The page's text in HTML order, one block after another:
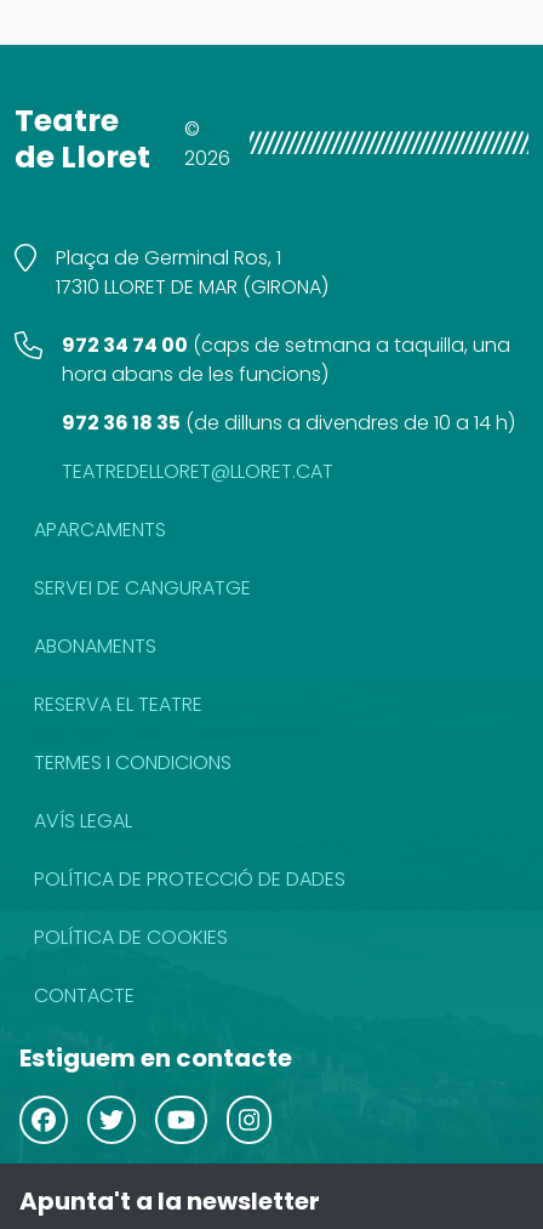
Teatre
de Lloret
©
2026
Plaça de Germinal Ros, 1
17310 LLORET DE MAR (GIRONA)
972 34 74 00 (caps de setmana a taquilla, una
hora abans de les funcions)
972 36 18 35 (de dilluns a divendres de 10 a 14 h)
TEATREDELLORET@LLORET.CAT
APARCAMENTS
SERVEI DE CANGURATGE
ABONAMENTS
RESERVA EL TEATRE
TERMES I CONDICIONS
AVÍS LEGAL
POLÍTICA DE PROTECCIÓ DE DADES
POLÍTICA DE COOKIES
CONTACTE
Estiguem en contacte
Apunta't a la newsletter